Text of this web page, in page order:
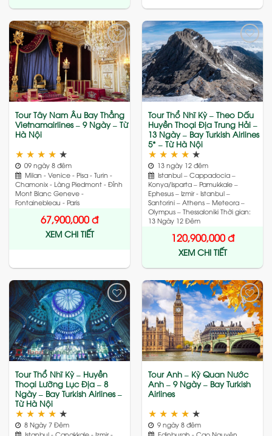
Add
to
wishlist
Tour Tây Nam Âu Bay Thẳng
Vietnamairlines – 9 Ngày – Từ
Hà Nội
★ ★ ★ ★ ★
09 ngày 8 đêm
Milan - Venice - Pisa - Turin -
Chamonix - Làng Piedmont - Đỉnh
Mont Blanc Geneve -
Fontainebleau - Paris
67,900,000đ
XEM CHI TIẾT
Add
to
wishlist
Tour Thổ Nhĩ Kỳ – Theo Dấu
Huyền Thoại Địa Trung Hải –
13 Ngày – Bay Turkish Airlines
5* – Từ Hà Nội
★ ★ ★ ★ ★
13 ngày 12 đêm
Istanbul – Cappadocia –
Konya/Isparta – Pamukkale –
Ephesus – Izmir - Istanbul –
Santorini – Athens – Meteora –
Olympus – Thessaloniki Thời gian:
13 Ngày 12 Đêm
120,900,000đ
XEM CHI TIẾT
Add
to
wishlist
Tour Thổ Nhĩ Kỳ – Huyền
Thoại Lưỡng Lục Địa – 8
Ngày – Bay Turkish Airlines –
Từ Hà Nội
★ ★ ★ ★ ★
8 Ngày 7 Đêm
Add
to
wishlist
Tour Anh – Kỳ Quan Nước
Anh – 9 Ngày – Bay Turkish
Airlines
★ ★ ★ ★ ★
9 ngày 8 đêm